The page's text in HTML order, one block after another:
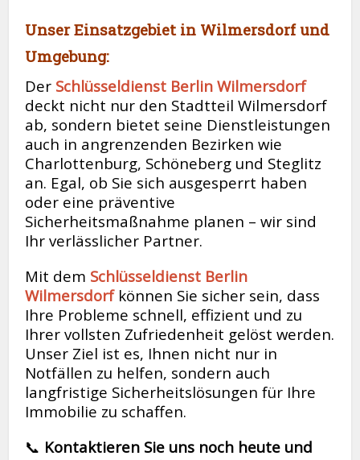
Unser Einsatzgebiet in Wilmersdorf und
Umgebung:
Der Schlüsseldienst Berlin Wilmersdorf
deckt nicht nur den Stadtteil Wilmersdorf
ab, sondern bietet seine Dienstleistungen
auch in angrenzenden Bezirken wie
Charlottenburg, Schöneberg und Steglitz
an. Egal, ob Sie sich ausgesperrt haben
oder eine präventive
Sicherheitsmaßnahme planen – wir sind
Ihr verlässlicher Partner.
Mit dem Schlüsseldienst Berlin
Wilmersdorf können Sie sicher sein, dass
Ihre Probleme schnell, effizient und zu
Ihrer vollsten Zufriedenheit gelöst werden.
Unser Ziel ist es, Ihnen nicht nur in
Notfällen zu helfen, sondern auch
langfristige Sicherheitslösungen für Ihre
Immobilie zu schaffen.
📞 Kontaktieren Sie uns noch heute und